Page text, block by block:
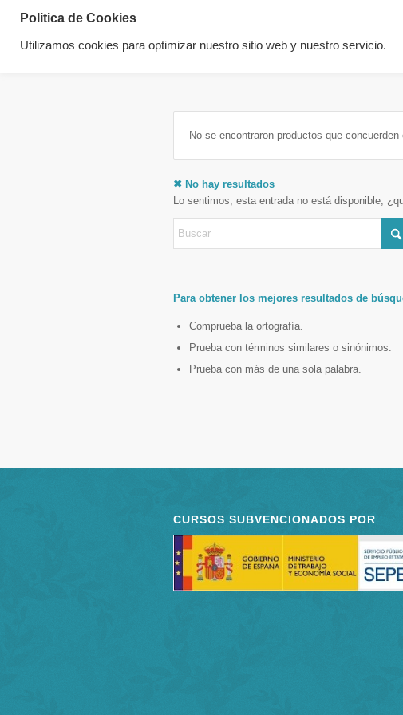
No se encontraron productos que
✖ No hay resultados
Lo sentimos, esta entrada no está disponible,
Para obtener los mejores resultados de
Comprueba la ortografía.
Prueba con términos similares o sinónimos.
Prueba con más de una sola palabra.
CURSOS SUBVENCIONADOS POR
Politica de Cookies
Utilizamos cookies para optimizar nuestro sitio web y nuestro servicio.